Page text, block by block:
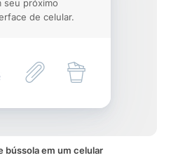
seu próximo
de celular.
bússola em um celular